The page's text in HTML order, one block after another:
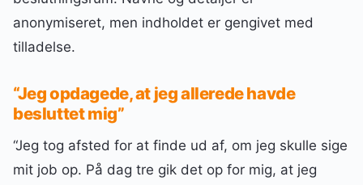
anonymiseret, men indholdet er gengivet med
tilladelse.
“Jeg opdagede, at jeg allerede havde
besluttet mig”
“Jeg tog afsted for at finde ud af, om jeg skulle sige
mit job op. På dag tre gik det op for mig, at jeg